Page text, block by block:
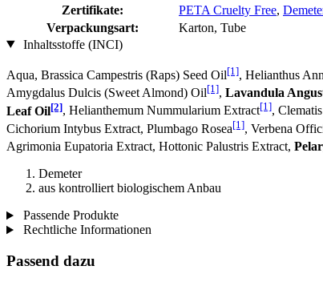
Zertifikate:
PETA Cruelty Free,
Verpackungsart:
Karton, Tube
Inhaltsstoffe (INCI)
Aqua, Brassica Campestris (Raps) Seed Oil[1], Helianthus
Amygdalus Dulcis (Sweet Almond) Oil[1], Lavandula
Leaf Oil[2], Helianthemum Nummularium Extract[1],
Cichorium Intybus Extract, Plumbago Rosea[1], Verbena
Agrimonia Eupatoria Extract, Hottonic Palustris Extract,
Demeter
aus kontrolliert biologischem Anbau
Passende Produkte
Rechtliche Informationen
Passend dazu